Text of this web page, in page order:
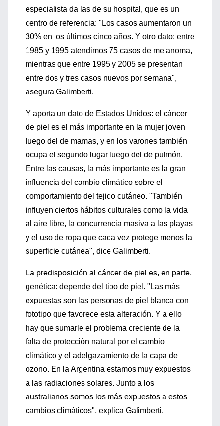
especialista da las de su hospital, que es un
centro de referencia: "Los casos aumentaron un
30% en los últimos cinco años. Y otro dato: entre
1985 y 1995 atendimos 75 casos de melanoma,
mientras que entre 1995 y 2005 se presentan
entre dos y tres casos nuevos por semana",
asegura Galimberti.
Y aporta un dato de Estados Unidos: el cáncer
de piel es el más importante en la mujer joven
luego del de mamas, y en los varones también
ocupa el segundo lugar luego del de pulmón.
Entre las causas, la más importante es la gran
influencia del cambio climático sobre el
comportamiento del tejido cutáneo. "También
influyen ciertos hábitos culturales como la vida
al aire libre, la concurrencia masiva a las playas
y el uso de ropa que cada vez protege menos la
superficie cutánea", dice Galimberti.
La predisposición al cáncer de piel es, en parte,
genética: depende del tipo de piel. "Las más
expuestas son las personas de piel blanca con
fototipo que favorece esta alteración. Y a ello
hay que sumarle el problema creciente de la
falta de protección natural por el cambio
climático y el adelgazamiento de la capa de
ozono. En la Argentina estamos muy expuestos
a las radiaciones solares. Junto a los
australianos somos los más expuestos a estos
cambios climáticos", explica Galimberti.